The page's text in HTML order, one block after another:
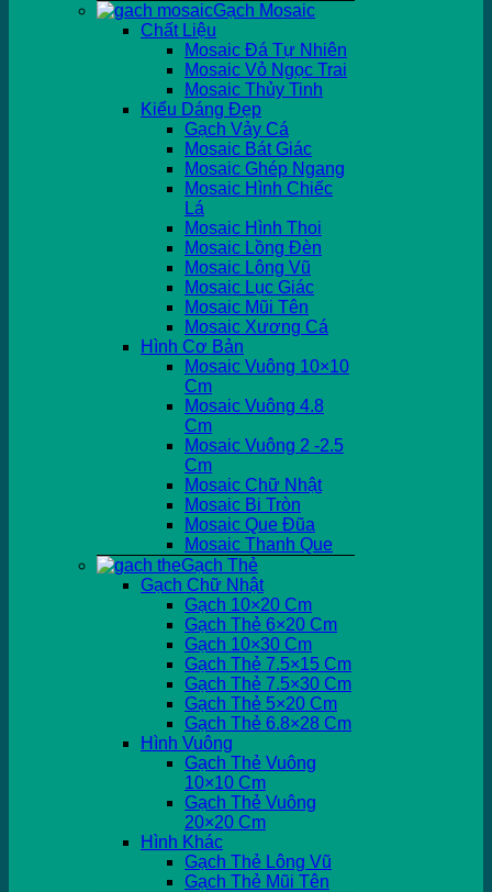
Gạch Mosaic
Chất Liệu
Mosaic Đá Tự Nhiên
Mosaic Vỏ Ngọc Trai
Mosaic Thủy Tinh
Kiểu Dáng Đẹp
Gạch Vảy Cá
Mosaic Bát Giác
Mosaic Ghép Ngang
Mosaic Hình Chiếc
Lá
Mosaic Hình Thoi
Mosaic Lồng Đèn
Mosaic Lông Vũ
Mosaic Lục Giác
Mosaic Mũi Tên
Mosaic Xương Cá
Hình Cơ Bản
Mosaic Vuông 10×10
Cm
Mosaic Vuông 4.8
Cm
Mosaic Vuông 2 -2.5
Cm
Mosaic Chữ Nhật
Mosaic Bi Tròn
Mosaic Que Đũa
Mosaic Thanh Que
Gạch Thẻ
Gạch Chữ Nhật
Gạch 10×20 Cm
Gạch Thẻ 6×20 Cm
Gạch 10×30 Cm
Gạch Thẻ 7.5×15 Cm
Gạch Thẻ 7.5×30 Cm
Gạch Thẻ 5×20 Cm
Gạch Thẻ 6.8×28 Cm
Hình Vuông
Gạch Thẻ Vuông
10×10 Cm
Gạch Thẻ Vuông
20×20 Cm
Hình Khác
Gạch Thẻ Lông Vũ
Gạch Thẻ Mũi Tên